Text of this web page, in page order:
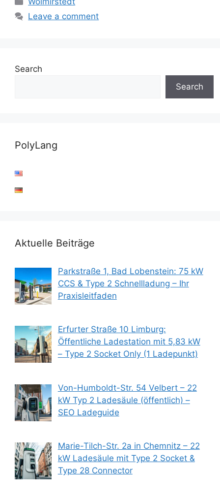
Leave a comment
Search
Search
PolyLang
Aktuelle Beiträge
Parkstraße 1, Bad Lobenstein: 75 kW
CCS & Type 2 Schnellladung – Ihr
Praxisleitfaden
Erfurter Straße 10 Limburg:
Öffentliche Ladestation mit 5,83 kW
– Type 2 Socket Only (1 Ladepunkt)
Von-Humboldt-Str. 54 Velbert – 22
kW Typ 2 Ladesäule (öffentlich) –
SEO Ladeguide
Marie-Tilch-Str. 2a in Chemnitz – 22
kW Ladesäule mit Type 2 Socket &
Type 28 Connector